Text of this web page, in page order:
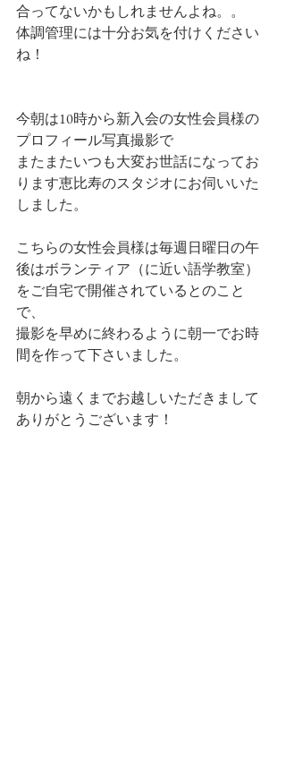
合ってないかもしれませんよね。。
体調管理には十分お気を付けください
ね！
今朝は10時から新入会の女性会員様の
プロフィール写真撮影で
またまたいつも大変お世話になってお
ります恵比寿のスタジオにお伺いいた
しました。
こちらの女性会員様は毎週日曜日の午
後はボランティア（に近い語学教室）
をご自宅で開催されているとのこと
で、
撮影を早めに終わるように朝一でお時
間を作って下さいました。
朝から遠くまでお越しいただきまして
ありがとうございます！